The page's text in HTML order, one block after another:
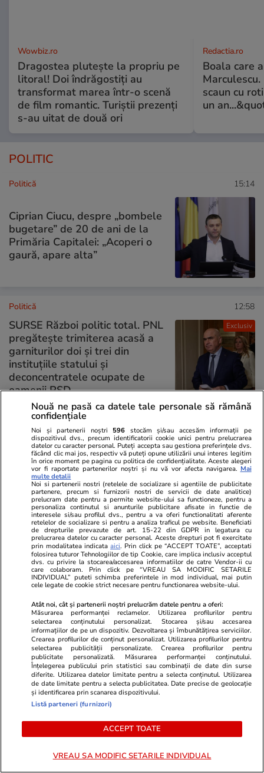
Wowbiz.ro
Dragostea plutește la propriu pe
litoral! Doi îndrăgostiți au
transformat marea într-o scenă
de film romantic. Turiștii prezenți
s-au uitat de două ori
Redactia.ro
Boala care
scaun cu
un
POLITIC
Politică 15:14
Ciprian Ciucu, despre „bombele
bugetare” de 20 de ani de la
Primăria Capitalei: „Acoperi o
gaură, apare alta”
Exclusiv
Politică 12:58
SURSE Război politic total. PNL
pregătește trimiterea acasă a
garniturilor doi și trei din
instituțiile statului și
deconcentratele ocupate de
oamenii PSD
PARTENERI
ZiaruldeIasi.ro
Proiectul imobiliar pregătit lângă
Lidl Moara de Foc este scos la
vânzare. Dezvoltatorul este
asociat în piață cu un alt proiect
de anvergură
Fanatik.ro
Cine este,
Karim
din
facultate
ULTIMELE ȘTIRI
Tehnologie 15:23
Concluzia unui expert Bitdefender despre
scandalul cu modelele „hacker” ale OpenAI:
Nouă ne pasă ca datele tale personale să rămână
confidențiale
Noi și partenerii noștri 596 stocăm și/sau accesăm informații pe
dispozitivul dvs., precum identificatorii cookie unici pentru prelucrarea
datelor cu caracter personal. Puteți accepta sau gestiona preferințele dvs.
făcând clic mai jos, respectiv vă puteți opune utilizării unui interes legitim
în orice moment pe pagina cu politica de confidențialitate. Aceste alegeri
vor fi raportate partenerilor noștri și nu vă vor afecta navigarea. Mai
multe detalii
Noi si partenerii nostri (retelele de socializare si agentiile de publicitate
partenere, precum si furnizorii nostri de servicii de date analitice)
prelucram date pentru a permite website-ului sa functioneze, pentru a
personaliza continutul si anunturile publicitare afisate in functie de
interesele si/sau profilul dvs., pentru a va oferi functionalitati aferente
retelelor de socializare si pentru a analiza traficul pe website. Beneficiati
de drepturile prevazute de art. 15-22 din GDPR in legatura cu
prelucrarea datelor cu caracter personal. Aceste drepturi pot fi exercitate
prin modalitatea indicataaici. Prin click pe “ACCEPT TOATE”, acceptati
folosirea tuturor Tehnologiilor de tip Cookie, care implica inclusiv acceptul
dvs. cu privire la stocarea/accesarea informatiilor de catre Vendor-ii cu
care colaboram. Prin click pe “VREAU SA MODIFIC SETARILE
INDIVIDUAL” puteti schimba preferintele in mod individual, mai putin
cele legate de cookie strict necesare pentru functionarea website-ului.
Atât noi, cât și partenerii noștri prelucrăm datele pentru a oferi:
Măsurarea performanței reclamelor. Utilizarea profilurilor pentru
selectarea conținutului personalizat. Stocarea și/sau accesarea
informațiilor de pe un dispozitiv. Dezvoltarea și îmbunătățirea serviciilor.
Crearea profilurilor de conținut personalizat. Utilizarea profilurilor pentru
selectarea publicității personalizate. Crearea profilurilor pentru
publicitate personalizată. Măsurarea performanței conținutului.
Înțelegerea publicului prin statistici sau combinații de date din surse
diferite. Utilizarea datelor limitate pentru a selecta conținutul. Utilizarea
de date limitate pentru a selecta publicitatea. Date precise de geolocație
și identificarea prin scanarea dispozitivului.
Listă parteneri (furnizori)
ACCEPT TOATE
VREAU SA MODIFIC SETARILE INDIVIDUAL